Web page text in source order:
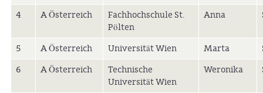
4 A Österreich
Fachhochschule St.
Pölten
Anna
5 A Österreich Universität Wien Marta
6
A Österreich
Technische
Universität Wien
Weronika